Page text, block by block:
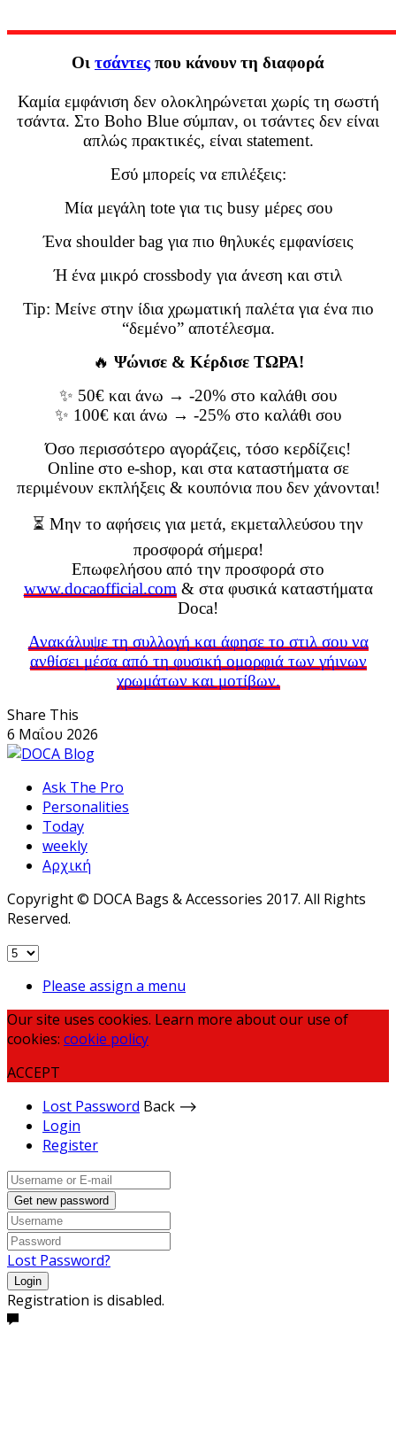
Οι τσάντες που κάνουν τη διαφορά
Καμία εμφάνιση δεν ολοκληρώνεται χωρίς τη σωστή
τσάντα. Στο Boho Blue σύμπαν, οι τσάντες δεν είναι
απλώς πρακτικές, είναι statement.
Εσύ μπορείς να επιλέξεις:
Μία μεγάλη tote για τις busy μέρες σου
Ένα shoulder bag για πιο θηλυκές εμφανίσεις
Ή ένα μικρό crossbody για άνεση και στιλ
Tip: Μείνε στην ίδια χρωματική παλέτα για ένα πιο
“δεμένο” αποτέλεσμα.
🔥 Ψώνισε & Κέρδισε ΤΩΡΑ!
✨ 50€ και άνω → -20% στο καλάθι σου
✨ 100€ και άνω → -25% στο καλάθι σου
Όσο περισσότερο αγοράζεις, τόσο κερδίζεις!
Online στο e-shop, και στα καταστήματα σε
περιμένουν εκπλήξεις & κουπόνια που δεν χάνονται!
⏳ Μην το αφήσεις για μετά, εκμεταλλεύσου την
προσφορά σήμερα!
Επωφελήσου από την προσφορά στο
www.docaofficial.com & στα φυσικά καταστήματα
Doca!
Ανακάλυψε τη συλλογή και άφησε το στιλ σου να
ανθίσει μέσα από τη φυσική ομορφιά των γήινων
χρωμάτων και μοτίβων.
Share This
6 Μαΐου 2026
Ask The Pro
Personalities
Today
weekly
Αρχική
Copyright © DOCA Bags & Accessories 2017. All Rights
Reserved.
Please assign a menu
Our site uses cookies. Learn more about our use of
cookies: cookie policy
ACCEPT
Lost Password Back ⟶
Login
Register
Get new password
Lost Password?
Login
Registration is disabled.